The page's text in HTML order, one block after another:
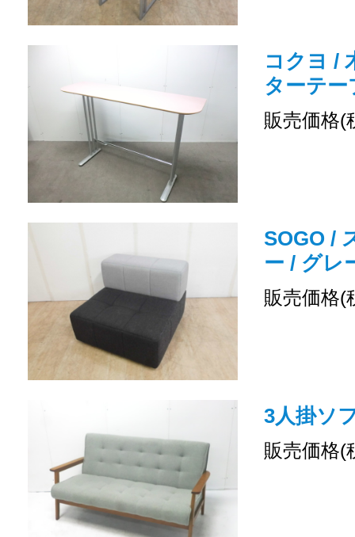
コクヨ /
ターテー
販売価格(
SOGO /
ー / グレ
販売価格(
3人掛ソ
販売価格(